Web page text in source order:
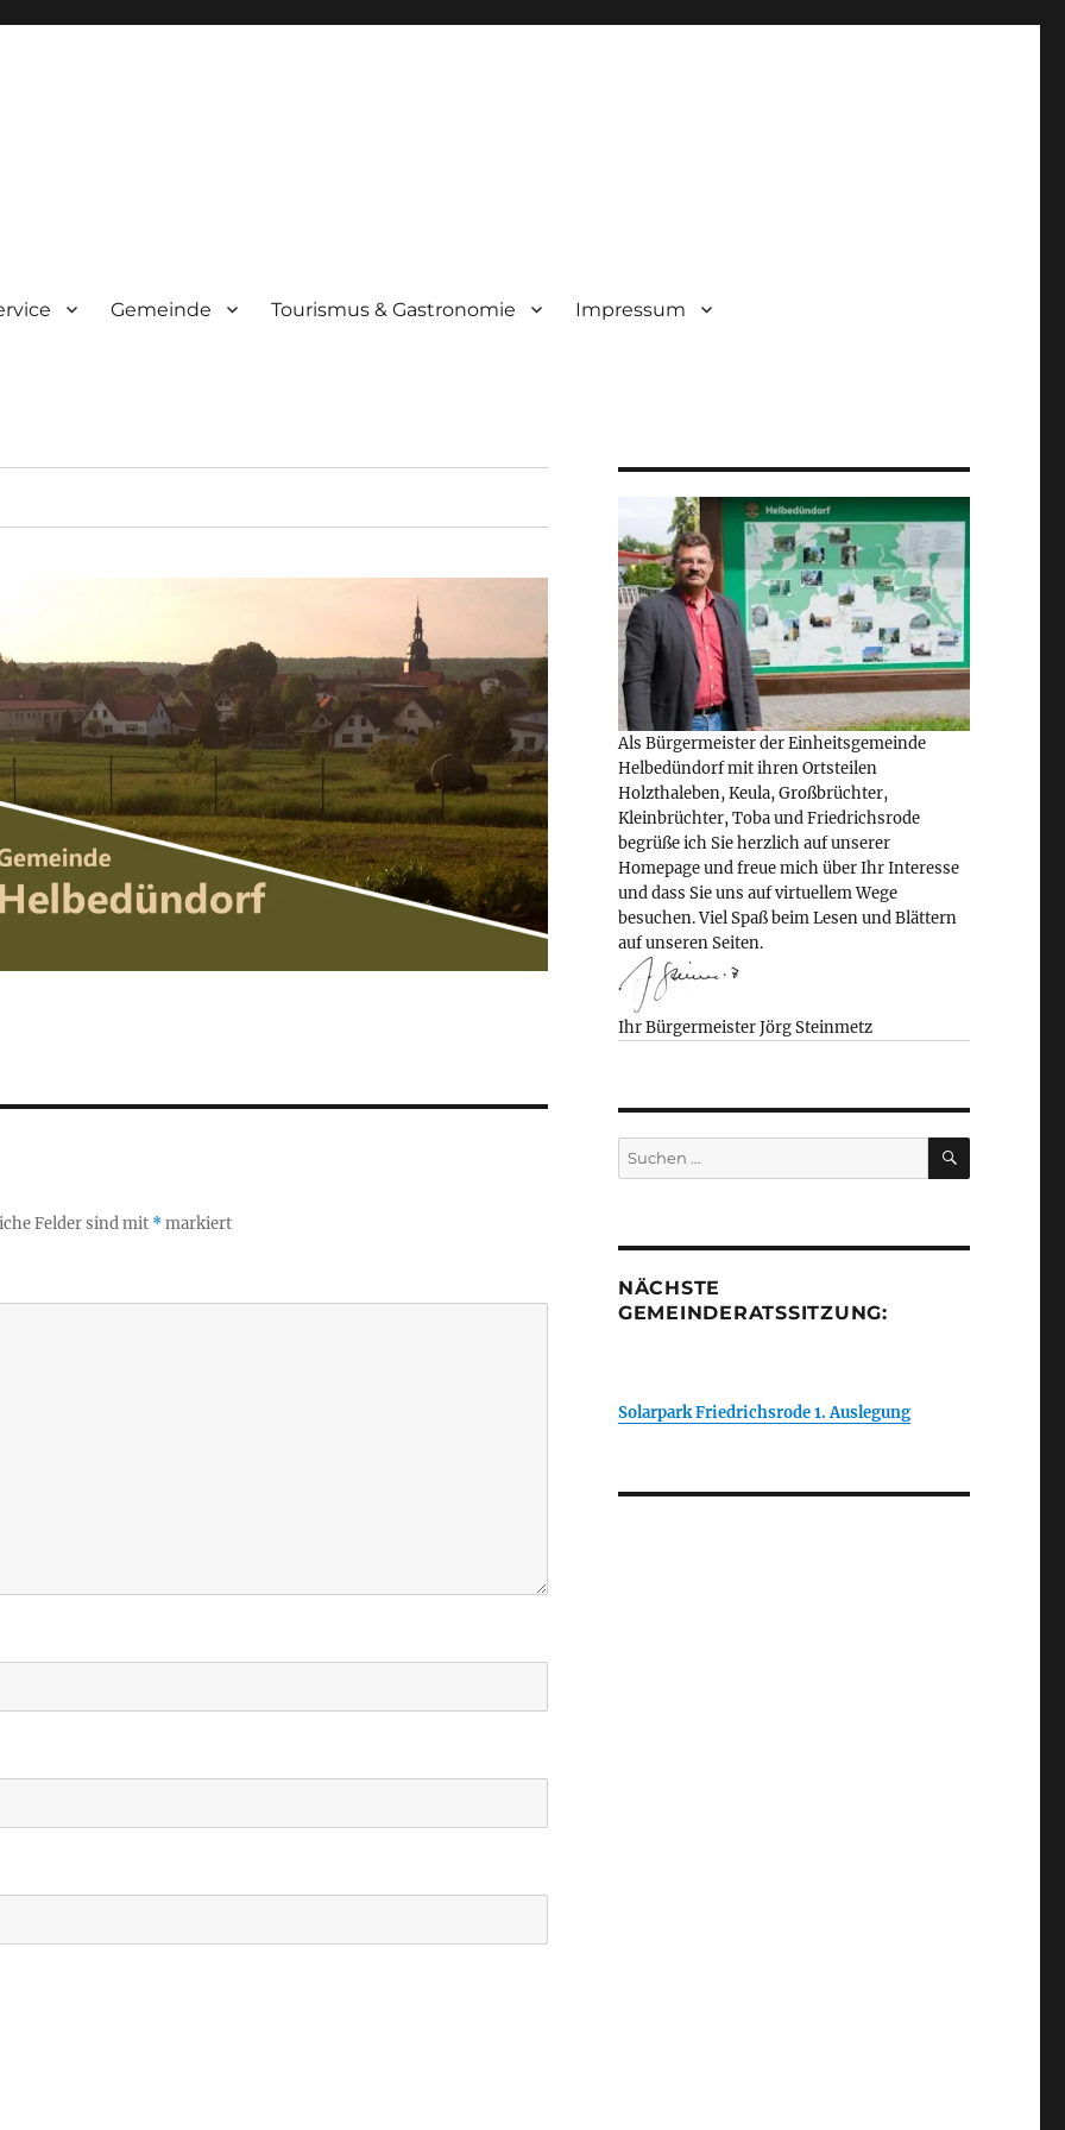
Gemeinde Tourismus & Gastronomie Impressum
Felder sind mit *markiert
Als Bürgermeister der Einheitsgemeinde
Helbedündorf mit ihren Ortsteilen
Holzthaleben, Keula, Großbrüchter,
Kleinbrüchter, Toba und Friedrichsrode
begrüße ich Sie herzlich auf unserer
Homepage und freue mich über Ihr Interesse
und dass Sie uns auf virtuellem Wege
besuchen. Viel Spaß beim Lesen und Blättern
auf unseren Seiten.
Ihr Bürgermeister Jörg Steinmetz
Suchen
nach:
SUCHEN
NÄCHSTE
GEMEINDERATSSITZUNG:
Solarpark Friedrichsrode 1. Auslegung